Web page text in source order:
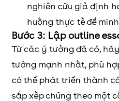
nghiên cứu giả định
huống thực tế để
Bước 3: Lập outline
Từ các ý tưởng đã có,
tưởng mạnh nhất, phù
có thể phát triển thành
sắp xếp chúng theo một